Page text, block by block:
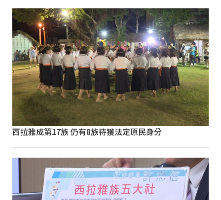
西拉雅成第17族 仍有8族待獲法定原民身分